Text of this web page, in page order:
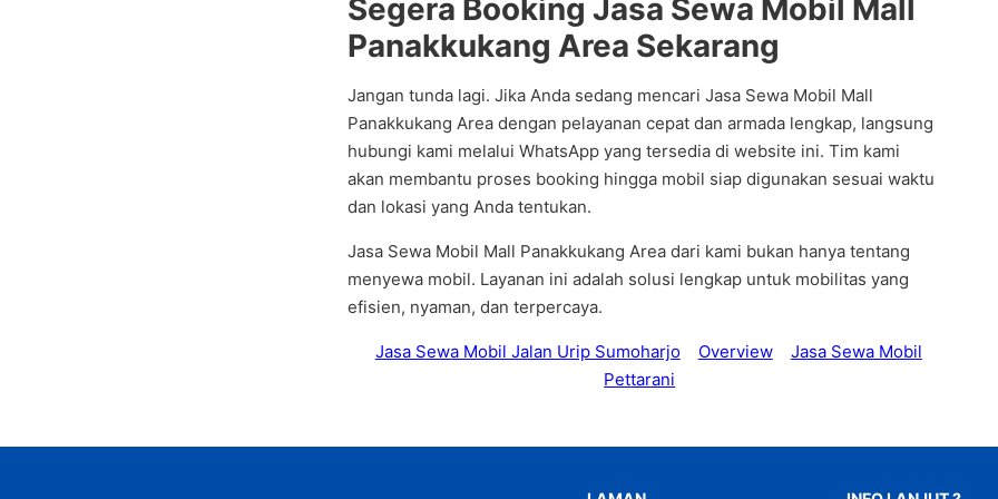
Segera Booking Jasa Sewa Mobil Mall
Panakkukang Area Sekarang
Jangan tunda lagi. Jika Anda sedang mencari Jasa Sewa Mobil Mall
Panakkukang Area dengan pelayanan cepat dan armada lengkap, langsung
hubungi kami melalui WhatsApp yang tersedia di website ini. Tim kami
akan membantu proses booking hingga mobil siap digunakan sesuai waktu
dan lokasi yang Anda tentukan.
Jasa Sewa Mobil Mall Panakkukang Area dari kami bukan hanya tentang
menyewa mobil. Layanan ini adalah solusi lengkap untuk mobilitas yang
efisien, nyaman, dan terpercaya.
Jasa Sewa Mobil Jalan Urip Sumoharjo Overview
Jasa Sewa Mobil
Pettarani